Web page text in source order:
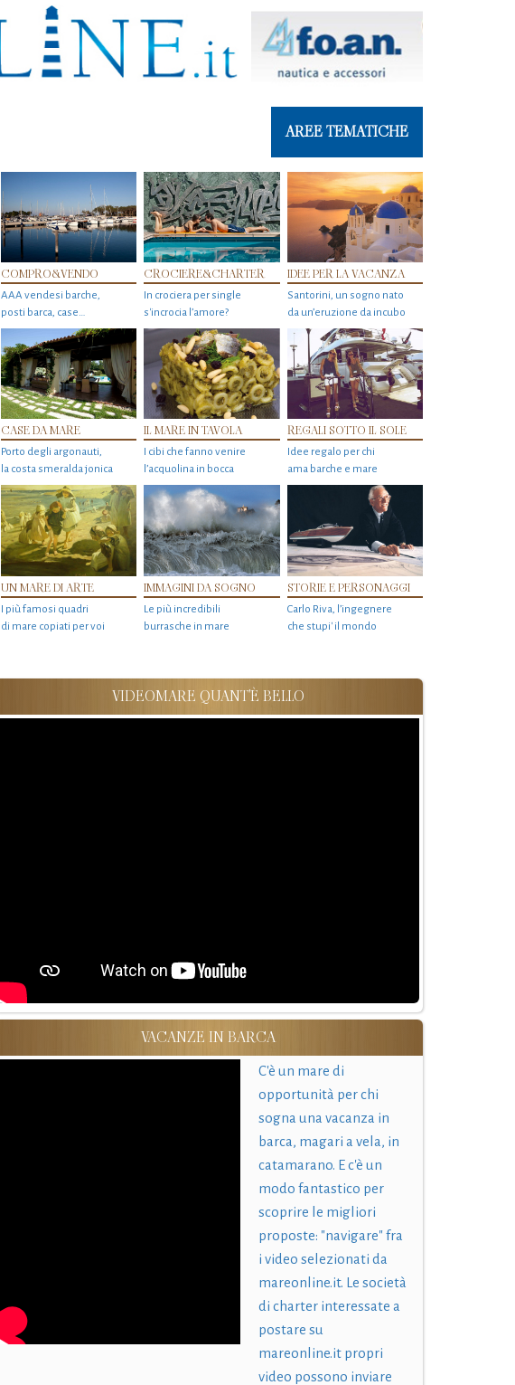
AREE TEMATICHE
COMPRO&VENDO
AAA vendesi barche,
posti barca, case…
CROCIERE&CHARTER
In crociera per single
s'incrocia l’amore?
IDEE PER LA VACANZA
Santorini, un sogno nato
da un’eruzione da incubo
CASE DA MARE
Porto degli argonauti,
la costa smeralda jonica
IL MARE IN TAVOLA
I cibi che fanno venire
l’acquolina in bocca
REGALI SOTTO IL SOLE
Idee regalo per chi
ama barche e mare
UN MARE DI ARTE
I più famosi quadri
di mare copiati per voi
IMMAGINI DA SOGNO
Le più incredibili
burrasche in mare
STORIE E PERSONAGGI
Carlo Riva, l’ingegnere
che stupi' il mondo
VIDEOMARE QUANT'È BELLO
VACANZE IN BARCA
C'è un mare di
opportunità per chi
sogna una vacanza in
barca, magari a vela, in
catamarano. E c'è un
modo fantastico per
scoprire le migliori
proposte: "navigare" fra
i video selezionati da
mareonline.it. Le società
di charter interessate a
postare su
mareonline.it propri
video possono inviare